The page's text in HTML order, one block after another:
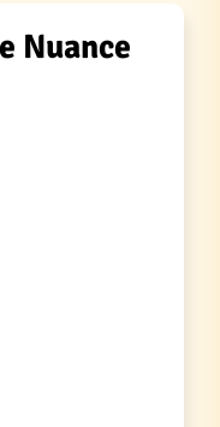
Nuance